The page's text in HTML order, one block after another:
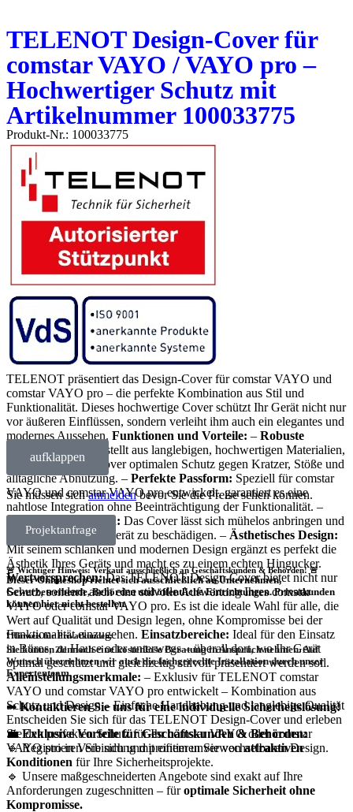
TELENOT Design-Cover für
comstar VAYO / VAYO pro –
Hochwertiger Schutz mit
Artikelnummer 100033775
Produkt-Nr.: 100033775
TELENOT präsentiert das Design-Cover für comstar VAYO und
comstar VAYO pro – die perfekte Kombination aus Stil und
Funktionalität. Dieses hochwertige Cover schützt Ihr Gerät nicht nur
vor äußeren Einflüssen, sondern verleiht ihm auch ein elegantes und
modernes Aussehen. Funktionen und Vorteile: – Robuste
Materialien:
Hergestellt aus langlebigen, hochwertigen Materialien,
bietet das Design-Cover optimalen Schutz gegen Kratzer, Stöße und
alltägliche Abnutzung. – Perfekte Passform: Speziell für comstar
VAYO und comstar VAYO pro entwickelt, garantiert es eine
nahtlose Integration ohne Beeinträchtigung der Funktionalität. –
Einfache Installation: Das Cover lässt sich mühelos anbringen und
entfernen, ohne das Gerät zu beschädigen. – Ästhetisches Design:
Mit seinem schlanken und modernen Design ergänzt es perfekt die
Ästhetik Ihres Geräts und macht es zu einem echten Hingucker.
Wertversprechen:Das TELENOT Design-Cover bietet nicht nur
Schutz, sondern auch eine stilvolle Aufwertung Ihres comstar
VAYO oder comstar VAYO pro. Es ist die ideale Wahl für alle, die
Wert auf Qualität und Design legen, ohne Kompromisse bei der
Funktionalität einzugehen. Einsatzbereiche: Ideal für den Einsatz
in Büros, zu Hause oder unterwegs – überall dort, wo Ihr Gerät
optimal geschützt und gleichzeitig stilvoll präsentiert werden soll.
Alleinstellungsmerkmale: – Exklusiv für TELENOT comstar
VAYO und comstar VAYO pro entwickelt – Kombination aus
Schutz und Design – Einfache Handhabung und langlebige Qualität
Entscheiden Sie sich für das TELENOT Design-Cover und erleben
Sie den perfekten Schutz für Ihr comstar VAYO oder comstar
VAYO pro in Verbindung mit einem unverwechselbaren Design.
aufklappen
Sie müssen sichanmeldenbevor Sie die Preise sehen können.
Projektanfrage
🚨 Wichtiger Hinweis: Verkauf ausschließlich an Geschäftskunden & Behörden! 🚨
Dieser Onlineshop richtet sichausschließlichan Unternehmen,
Gewerbetreibende, Behörden und öffentliche Einrichtungen.Privatkunden
können hier nicht bestellen.
❗Hinweis für Privatkunden:
Sie können dennoch einekostenlose Beratungin Anspruch nehmen. Auf
Wunsch übernehmen wir auch diefachgerechte Installationdurch unser
Expertenteam.
➡Kontaktieren Sie uns für eine individuelle Sicherheitslösung!
💼Exklusive Vorteile für Geschäftskunden & Behörden:
🔹 Registrieren Sie sich und profitieren Sie vonattraktiven
Konditionen für Ihre Sicherheitsprojekte.
🔹 Unsere maßgeschneiderten Angebote sind exakt auf Ihre
Anforderungen zugeschnitten – füroptimale Sicherheit ohne
Kompromisse.